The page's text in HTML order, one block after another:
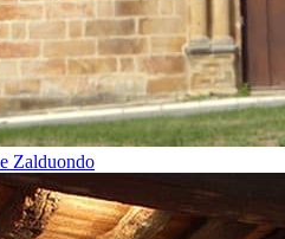
Zalduondo